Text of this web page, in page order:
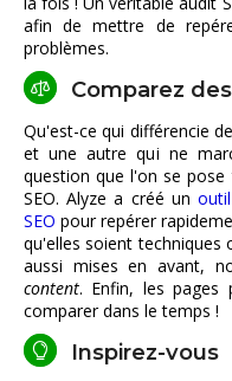
afin de mettre de
problèmes.
Comparez
Qu'est-ce qui différencie
et une autre qui ne
question que l'on se
SEO. Alyze a créé un
SEO pour repérer
qu'elles soient techniques
aussi mises en avant,
content. Enfin, les pages
comparer dans le temps !
Inspirez-vous